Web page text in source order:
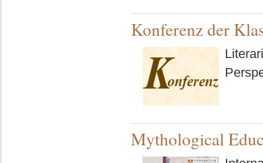
Konferenz der
Mythological